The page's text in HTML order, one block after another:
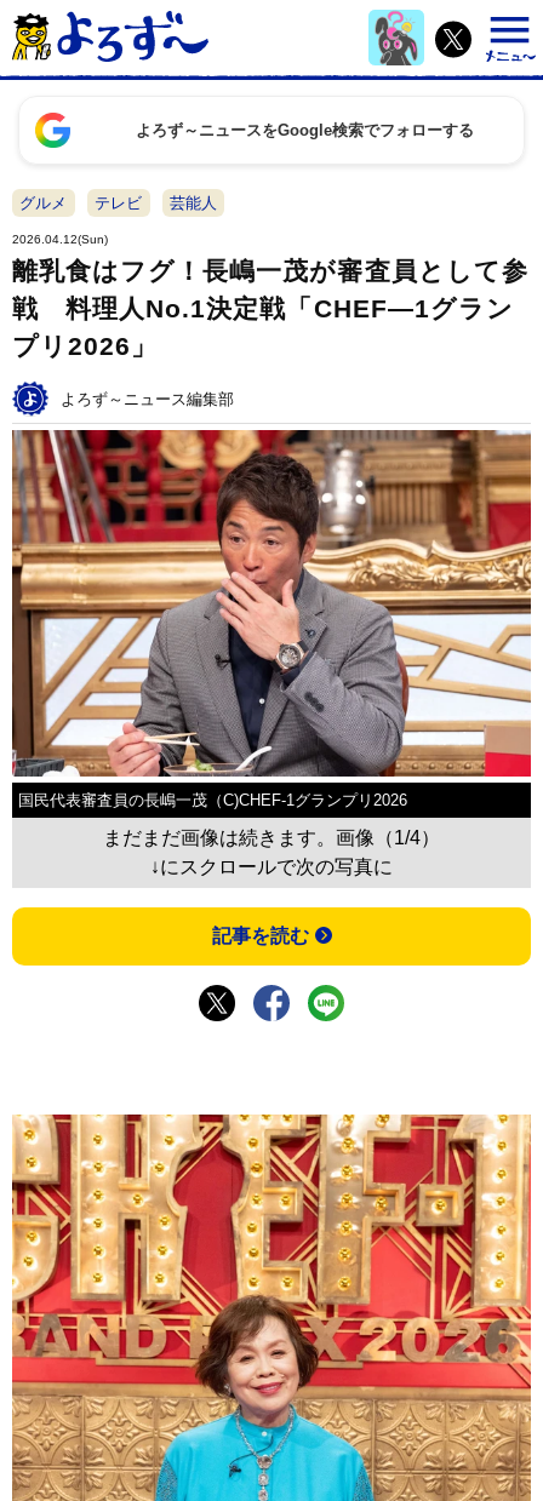
よろず～ニュースをGoogle検索でフォローする
グルメ テレビ 芸能人
2026.04.12(Sun)
離乳食はフグ！長嶋一茂が審査員として参
戦 料理人No.1決定戦「CHEF―1グラン
プリ2026」
よろず～ニュース編集部
国民代表審査員の長嶋一茂（C)CHEF-1グランプリ2026
まだまだ画像は続きます。画像（1/4）
↓にスクロールで次の写真に
記事を読む